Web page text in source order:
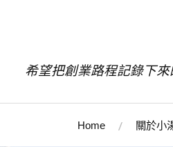
希望把創業路程記錄下
Home 關於小